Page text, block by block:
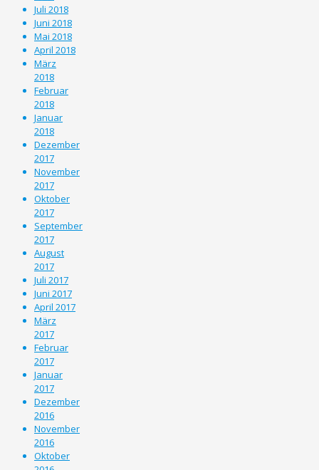
Juli 2018
Juni 2018
Mai 2018
April 2018
März
2018
Februar
2018
Januar
2018
Dezember
2017
November
2017
Oktober
2017
September
2017
August
2017
Juli 2017
Juni 2017
April 2017
März
2017
Februar
2017
Januar
2017
Dezember
2016
November
2016
Oktober